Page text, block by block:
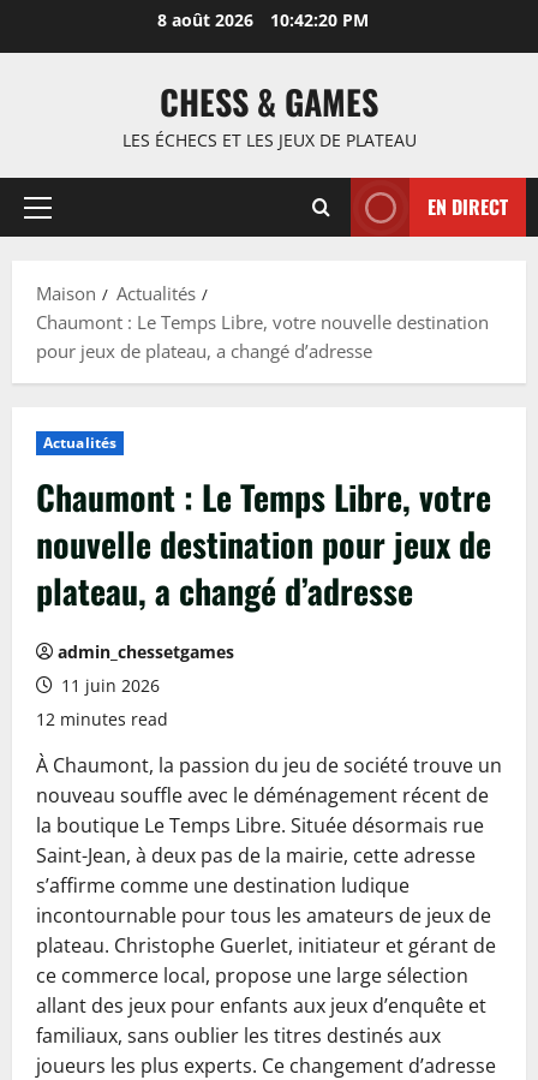
8 août 2026 10:42:21 PM
CHESS & GAMES
LES ÉCHECS ET LES JEUX DE PLATEAU
Menu
EN DIRECT
Maison
Actualités
Chaumont : Le Temps Libre, votre nouvelle destination
pour jeux de plateau, a changé d’adresse
Actualités
Chaumont : Le Temps Libre, votre
nouvelle destination pour jeux de
plateau, a changé d’adresse
admin_chessetgames
11 juin 2026
12 minutes read
À Chaumont, la passion du jeu de société trouve un
nouveau souffle avec le déménagement récent de
la boutique Le Temps Libre. Située désormais rue
Saint-Jean, à deux pas de la mairie, cette adresse
s’affirme comme une destination ludique
incontournable pour tous les amateurs de jeux de
plateau. Christophe Guerlet, initiateur et gérant de
ce commerce local, propose une large sélection
allant des jeux pour enfants aux jeux d’enquête et
familiaux, sans oublier les titres destinés aux
joueurs les plus experts. Ce changement d’adresse